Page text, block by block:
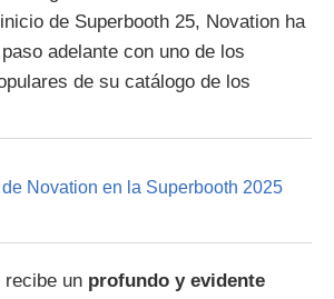
de Superbooth 25, Novation ha
adelante con uno de los
de su catálogo de los
de Novation en la Superbooth 2025
recibe un profundo y evidente